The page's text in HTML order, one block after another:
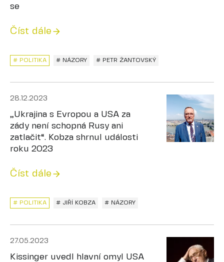
se
Číst dále
# POLITIKA # NÁZORY # PETR ŽANTOVSKÝ
28.12.2023
„Ukrajina s Evropou a USA za
zády není schopná Rusy ani
zatlačit“. Kobza shrnul události
roku 2023
Číst dále
# POLITIKA # JIŘÍ KOBZA # NÁZORY
27.05.2023
Kissinger uvedl hlavní omyl USA